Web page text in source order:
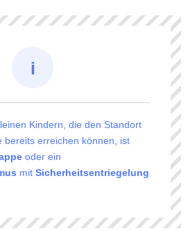
Kindern, die den Standort
bereits erreichen können, ist
oder ein
mit Sicherheitsentriegelung